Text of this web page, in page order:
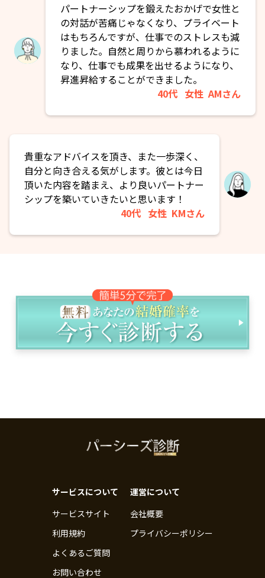
パートナーシップを鍛えたおかげで女性と
の対話が苦痛じゃなくなり、プライベート
はもちろんですが、仕事でのストレスも減
りました。自然と周りから慕われるように
なり、仕事でも成果を出せるようになり、
昇進昇給することができました。
40代 女性 AMさん
貴重なアドバイスを頂き、また一歩深く、
自分と向き合える気がします。彼とは今日
頂いた内容を踏まえ、より良いパートナー
シップを築いていきたいと思います！
40代 女性 KMさん
サービスについて
サービスサイト
利用規約
よくあるご質問
お問い合わせ
運営について
会社概要
プライバシーポリシー